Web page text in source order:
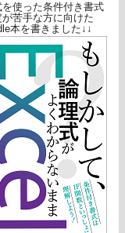
を使った条件付き書式
が苦手な方に向けた
本を書きました↓↓